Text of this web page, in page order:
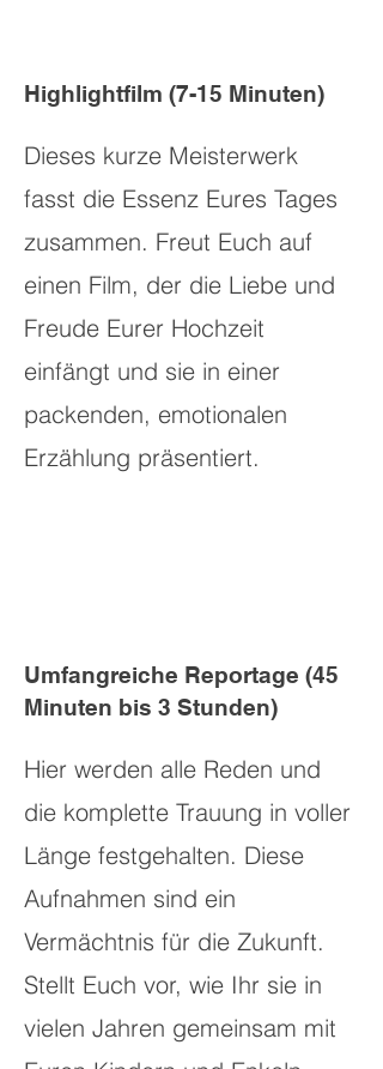
Highlightfilm (7-15 Minuten)
Dieses kurze Meisterwerk
fasst die Essenz Eures Tages
zusammen. Freut Euch auf
einen Film, der die Liebe und
Freude Eurer Hochzeit
einfängt und sie in einer
packenden, emotionalen
Erzählung präsentiert.
Umfangreiche Reportage (45
Minuten bis 3 Stunden)
Hier werden alle Reden und
die komplette Trauung in voller
Länge festgehalten. Diese
Aufnahmen sind ein
Vermächtnis für die Zukunft.
Stellt Euch vor, wie Ihr sie in
vielen Jahren gemeinsam mit